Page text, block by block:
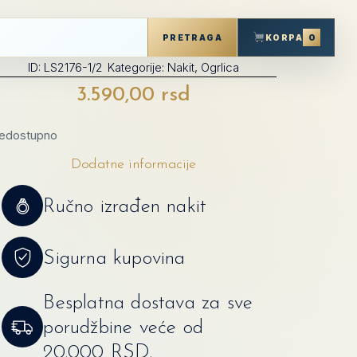
ID: LS2176-1/2 Kategorije: Nakit, Ogrlica
3.590,00 rsd
Dodatne informacije
Ručno izrađen nakit
Sigurna kupovina
Besplatna dostava za sve
porudžbine veće od
20.000 RSD.
PRETRAGA KORPA 0